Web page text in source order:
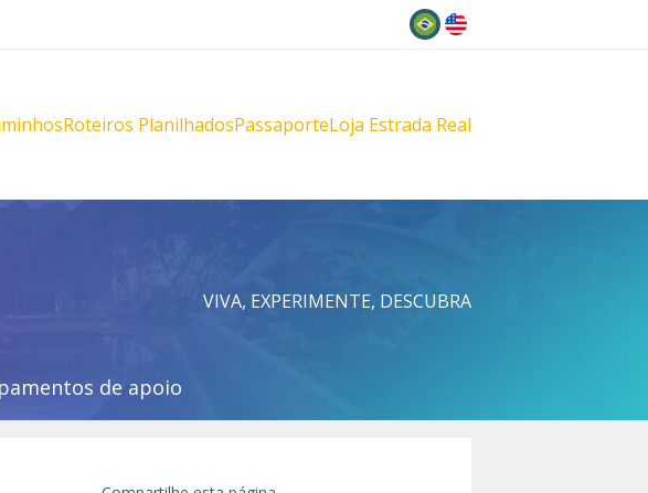
Roteiros PlanilhadosPassaporteLoja Estrada Real
VIVA, EXPERIMENTE, DESCUBRA
de apoio